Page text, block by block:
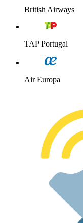
British Airways
TAP Portugal
Air Europa